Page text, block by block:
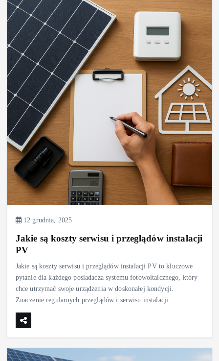
12 grudnia, 2025
Jakie są koszty serwisu i przeglądów instalacji
PV
Jakie są koszty serwisu i przeglądów instalacji PV to kluczowe
pytanie dla każdego posiadacza systemu fotowoltaicznego, który
chce utrzymać swoje urządzenia w doskonałej kondycji.
Znaczenie regularnych przeglądów i serwisu instalacji…